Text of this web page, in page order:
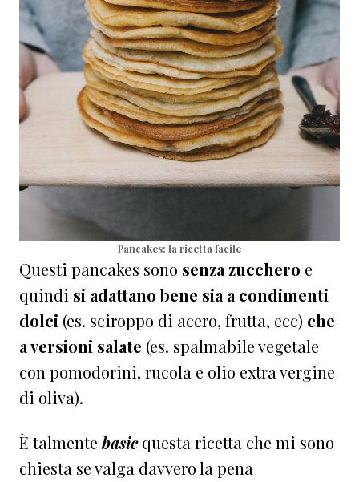
Pancakes: la ricetta facile
Questi pancakes sono senza zucchero e
quindi si adattano bene sia a condimenti
dolci (es. sciroppo di acero, frutta, ecc) che
a versioni salate (es. spalmabile vegetale
con pomodorini, rucola e olio extra vergine
di oliva).
È talmente basicquesta ricetta che mi sono
chiesta se valga davvero la pena